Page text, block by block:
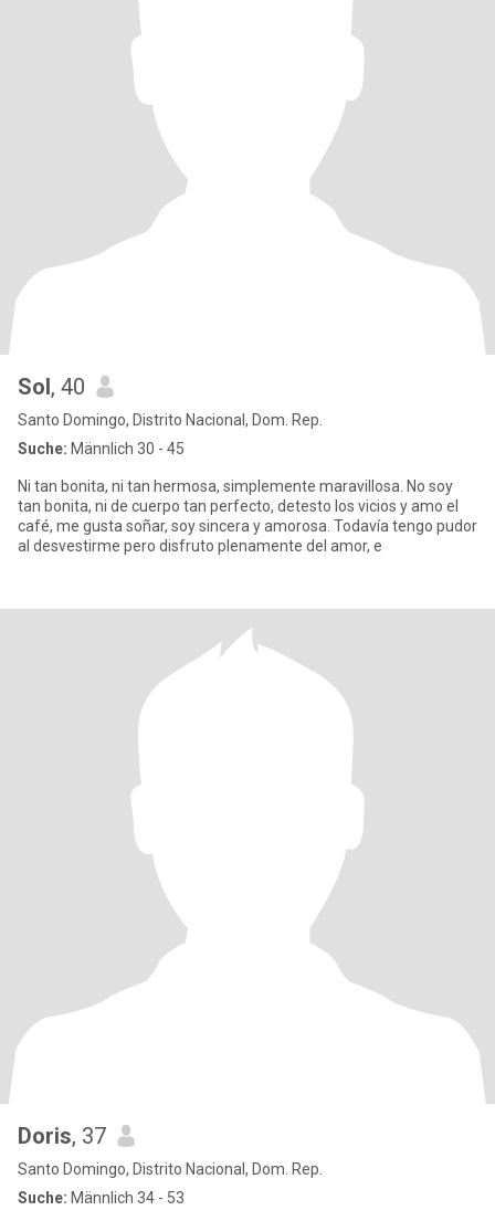
Sol, 40
Santo Domingo, Distrito Nacional, Dom. Rep.
Suche: Männlich 30 - 45
Ni tan bonita, ni tan hermosa, simplemente maravillosa. No soy
tan bonita, ni de cuerpo tan perfecto, detesto los vicios y amo el
café, me gusta soñar, soy sincera y amorosa. Todavía tengo pudor
al desvestirme pero disfruto plenamente del amor, e
Doris, 37
Santo Domingo, Distrito Nacional, Dom. Rep.
Suche: Männlich 34 - 53